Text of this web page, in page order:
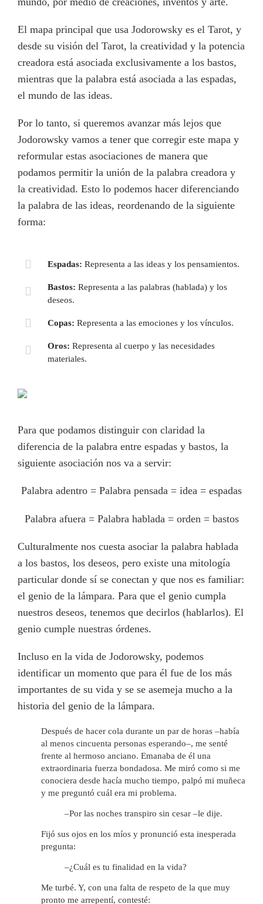
El mapa principal que usa Jodorowsky es el Tarot, y
desde su visión del Tarot, la creatividad y la potencia
creadora está asociada exclusivamente a los bastos,
mientras que la palabra está asociada a las espadas,
el mundo de las ideas.
Por lo tanto, si queremos avanzar más lejos que
Jodorowsky vamos a tener que corregir este mapa y
reformular estas asociaciones de manera que
podamos permitir la unión de la palabra creadora y
la creatividad. Esto lo podemos hacer diferenciando
la palabra de las ideas, reordenando de la siguiente
forma:
Espadas: Representa a las ideas y los pensamientos.
Bastos: Representa a las palabras (hablada) y los
deseos.
Copas: Representa a las emociones y los vínculos.
Oros: Representa al cuerpo y las necesidades
materiales.
Para que podamos distinguir con claridad la
diferencia de la palabra entre espadas y bastos, la
siguiente asociación nos va a servir:
Palabra adentro = Palabra pensada = idea = espadas
Palabra afuera = Palabra hablada = orden = bastos
Culturalmente nos cuesta asociar la palabra hablada
a los bastos, los deseos, pero existe una mitología
particular donde sí se conectan y que nos es familiar:
el genio de la lámpara. Para que el genio cumpla
nuestros deseos, tenemos que decirlos (hablarlos). El
genio cumple nuestras órdenes.
Incluso en la vida de Jodorowsky, podemos
identificar un momento que para él fue de los más
importantes de su vida y se se asemeja mucho a la
historia del genio de la lámpara.
Después de hacer cola durante un par de horas –había
al menos cincuenta personas esperando–, me senté
frente al hermoso anciano. Emanaba de él una
extraordinaria fuerza bondadosa. Me miró como si me
conociera desde hacía mucho tiempo, palpó mi muñeca
y me preguntó cuál era mi problema.
–Por las noches transpiro sin cesar –le dije.
Fijó sus ojos en los míos y pronunció esta inesperada
pregunta:
–¿Cuál es tu finalidad en la vida?
Me turbé. Y, con una falta de respeto de la que muy
pronto me arrepentí, contesté: